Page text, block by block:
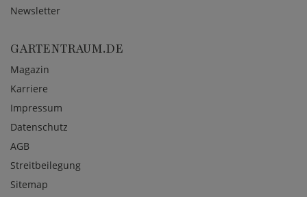
Newsletter
GARTENTRAUM.DE
Magazin
Karriere
Impressum
Datenschutz
AGB
Streitbeilegung
Sitemap